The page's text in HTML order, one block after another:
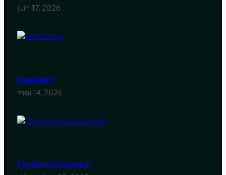
juin 17, 2026
Comirnaty
mai 14, 2026
L’hydroxychloroquine